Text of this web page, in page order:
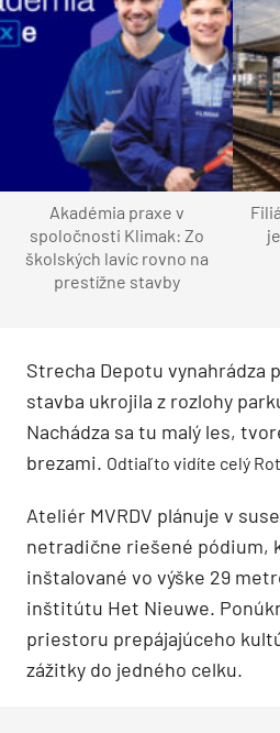
Akadémia praxe v
spoločnosti Klimak: Zo
školských lavíc rovno na
prestížne stavby
Strecha Depotu vynahrádza
stavba ukrojila z rozlohy
Nachádza sa tu malý les,
brezami. Odtiaľto vidíte celý
Ateliér MVRDV plánuje v
netradične riešené pódium,
inštalované vo výške 29
inštitútu Het Nieuwe.
priestoru prepájajúceho
zážitky do jedného celku.